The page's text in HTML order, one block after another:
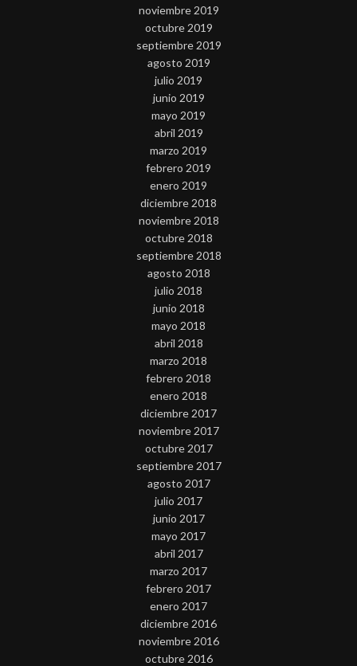
noviembre 2019
octubre 2019
septiembre 2019
agosto 2019
julio 2019
junio 2019
mayo 2019
abril 2019
marzo 2019
febrero 2019
enero 2019
diciembre 2018
noviembre 2018
octubre 2018
septiembre 2018
agosto 2018
julio 2018
junio 2018
mayo 2018
abril 2018
marzo 2018
febrero 2018
enero 2018
diciembre 2017
noviembre 2017
octubre 2017
septiembre 2017
agosto 2017
julio 2017
junio 2017
mayo 2017
abril 2017
marzo 2017
febrero 2017
enero 2017
diciembre 2016
noviembre 2016
octubre 2016